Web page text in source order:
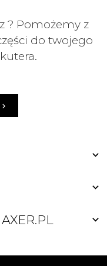
? Pomożemy z
do twojego